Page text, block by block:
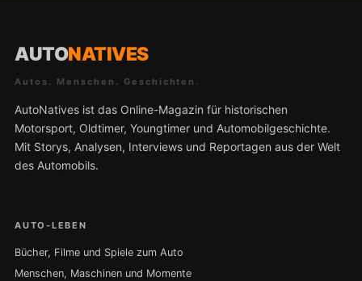
AUTONATIVES
Autos. Menschen. Geschichten.
AutoNatives ist das Online-Magazin für historischen
Motorsport, Oldtimer, Youngtimer und Automobilgeschichte.
Mit Storys, Analysen, Interviews und Reportagen aus der Welt
des Automobils.
AUTO-LEBEN
Bücher, Filme und Spiele zum Auto
Menschen, Maschinen und Momente